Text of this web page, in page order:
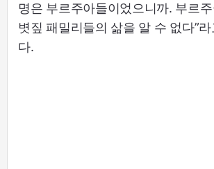
명은 부르주아들이었으니까. 부르
볏짚 패밀리들의 삶을 알 수 없다”
다.